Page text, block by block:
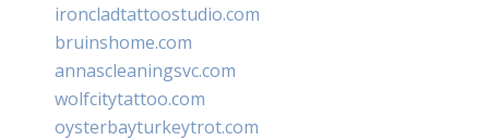
ironcladtattoostudio.com
bruinshome.com
annascleaningsvc.com
wolfcitytattoo.com
oysterbayturkeytrot.com